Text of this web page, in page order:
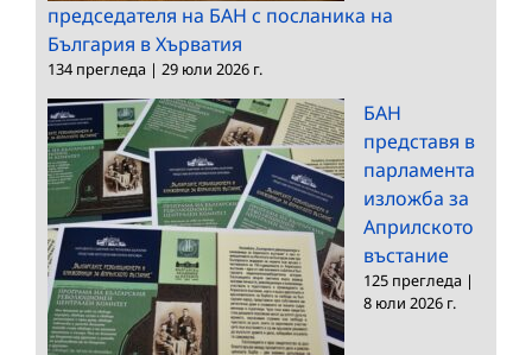
председателя на БАН с посланика на
България в Хърватия
134 прегледа | 29 юли 2026 г.
БАН
представя в
парламента
изложба за
Априлското
въстание
125 прегледа |
8 юли 2026 г.